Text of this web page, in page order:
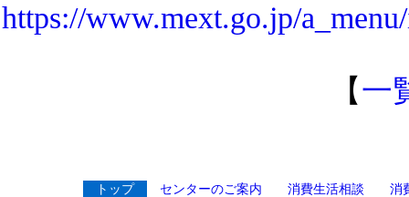
https://www.mext.go.jp/
【一
トップ センターのご案内 消費生活相談 消